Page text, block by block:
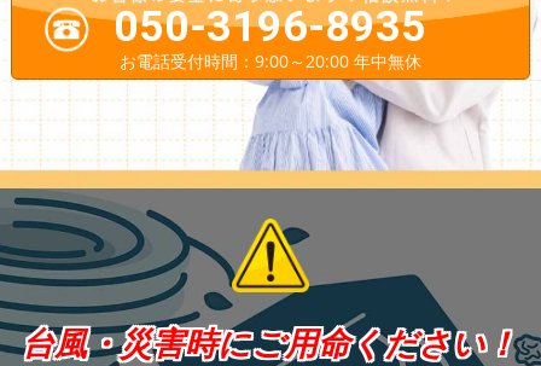
050-3196-8935
お電話受付時間：9:00～20:00 年中無休
台風・災害時にご用命ください！